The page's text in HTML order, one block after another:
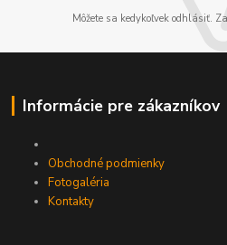
Môžete sa kedykoľvek odhlásiť.
Informácie pre zákazníkov
Obchodné podmienky
Fotogaléria
Kontakty